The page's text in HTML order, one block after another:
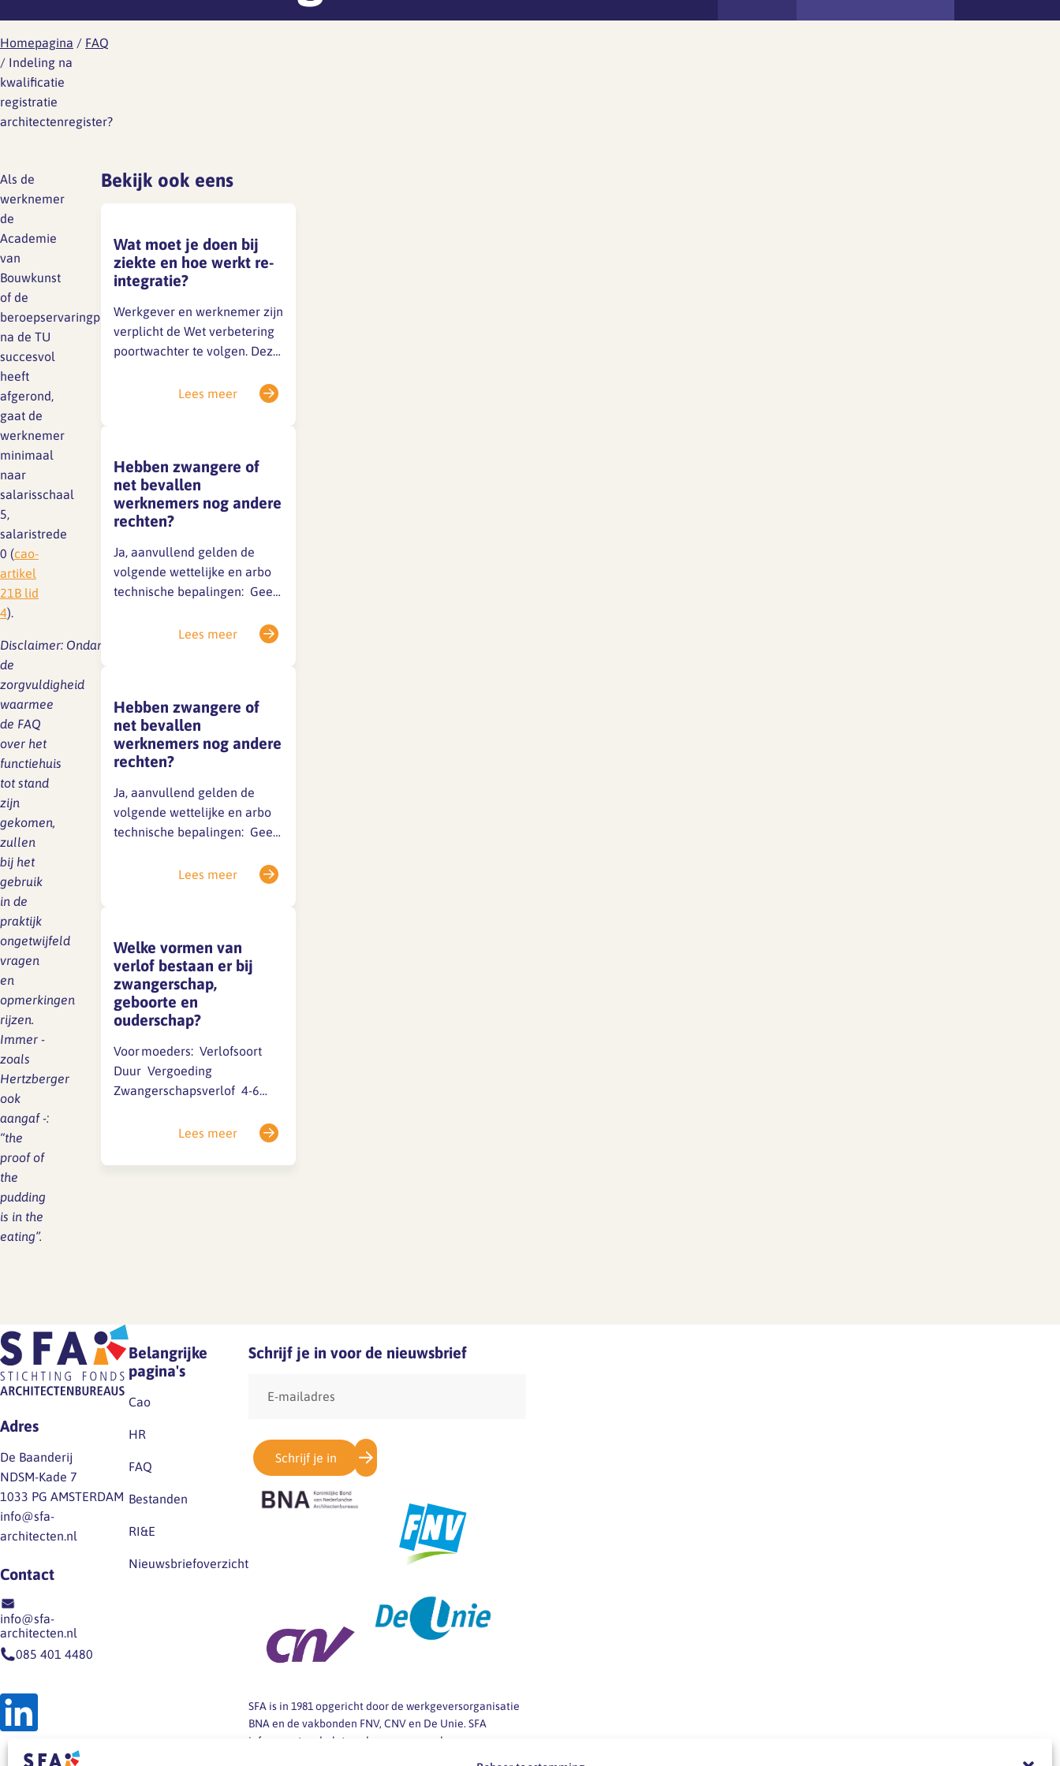
Gezondheid en arbo
Verlof
Modelcontracten
Personeelshandboek
HR jaarplan
Overzicht regelingen
vakantie-uren
Ziekte en vakantie
Overzicht regelingen cao-
verlof
Lief en leed
Branche analyse en
onderzoek
Rapport Arbeidszaken 2025
Rapport Arbeidszaken 2024
Rapport Arbeidszaken 2023
Sectoranalyse
Jaarrapportage
Ontwerpsector 2025
Media en magazine
SFA magazine The Human
Factor
Boekentips
Podcasttips
Wat is er aan de hand
Wat kun je doen
Wat is er aan de hand
Wat kun je doen
Wetgeving
Ongewenst gedrag
Gedragscode
Vertrouwenspersoon
Handreikingen
Kantooromgeving
Maatregelen
Toetsing
Homepagina / FAQ
/ Indeling na
kwalificatie
registratie
architectenregister?
Als de
werknemer
de
Academie
van
Bouwkunst
of de
beroepservaringperiode
na de TU
succesvol
heeft
afgerond,
gaat de
werknemer
minimaal
naar
salarisschaal
5,
salaristrede
0 (cao-
artikel
21B lid
4).
Disclaimer: Ondanks
de
zorgvuldigheid
waarmee
de FAQ
over het
functiehuis
tot stand
zijn
gekomen,
zullen
bij het
gebruik
in de
praktijk
ongetwijfeld
vragen
en
opmerkingen
rijzen.
Immer -
zoals
Hertzberger
ook
aangaf -:
“the
proof of
the
pudding
is in the
eating”.
Bekijk ook eens
Wat moet je doen bij
ziekte en hoe werkt re-
integratie?
Werkgever en werknemer zijn
verplicht de Wet verbetering
poortwachter te volgen. Deze
verzuim te voorkomen en om
aan het werk te krijgen. Dit
heet re-integratie.
Ziekmelding en begeleiding
Bij ziekte meldt de
werknemer…
Lees meer
Hebben zwangere of
net bevallen
werknemers nog andere
rechten?
Ja, aanvullend gelden de
volgende wettelijke en arbo
technische bepalingen: Geen
overwerk Recht op extra
per dag, max. 1/4 van
werktijd) Recht op
loondoorbetaling bij
zwangerschapsonderzoeken
Recht op aanpassing van
werkzaamheden als de
veiligheid of…
Lees meer
Hebben zwangere of
net bevallen
werknemers nog andere
rechten?
Ja, aanvullend gelden de
volgende wettelijke en arbo
technische bepalingen: Geen
overwerk Recht op extra
per dag, max. 1/4 van
werktijd) Recht op
loondoorbetaling bij
zwangerschapsonderzoeken…
Lees meer
Welke vormen van
verlof bestaan er bij
zwangerschap,
geboorte en
ouderschap?
Voor moeders: Verlofsoort
Duur Vergoeding
Zwangerschapsverlof 4-6
datum 100% via UWV
weken na de bevalling 100%
Lees meer
Adres
De Baanderij
NDSM-Kade 7
1033 PG AMSTERDAM
info@sfa-
architecten.nl
Contact
info@sfa-
architecten.nl
085 401 4480
Belangrijke
pagina's
Cao
HR
FAQ
Bestanden
RI&E
Nieuwsbriefoverzicht
Schrijf je in voor de nieuwsbrief
mailadres
Schrijf je in
SFA is in 1981 opgericht door de werkgeversorganisatie
BNA en de vakbonden FNV, CNV en De Unie. SFA
informeert en helpt werkgevers en werknemers van